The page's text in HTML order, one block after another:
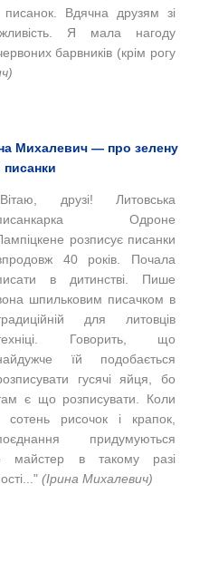
Вдячна друзям зі
Я мала нагоду
барвників (крім рогу
Михалевич — про зелену
писанки
друзі! Литовська
Одроне
розписує писанки
40 років. Почала
в дитинстві. Пише
шпильковим писачком в
для литовців
Говорить, що
їй подобається
гусячі яйця, бо
є що розписувати. Коли
рисочок і крапок,
придумуються
майстер в такому разі
(Ірина Михалевич)